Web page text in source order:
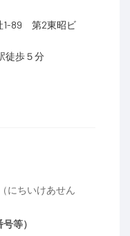
1-89 第2東昭ビ
徒歩５分
にちいけあせん
等）